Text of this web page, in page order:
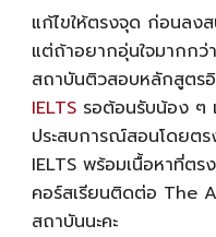
แก้ไขให้ตรงจุด ก่อนลง
แต่ถ้าอยากอุ่นใจมากกว่
สถาบันติวสอบหลักสูตร
IELTSรอต้อนรับน้อง ๆ
ประสบการณ์สอนโดยต
IELTS พร้อมเนื้อหาที่ต
คอร์สเรียนติดต่อ The
สถาบันนะคะ